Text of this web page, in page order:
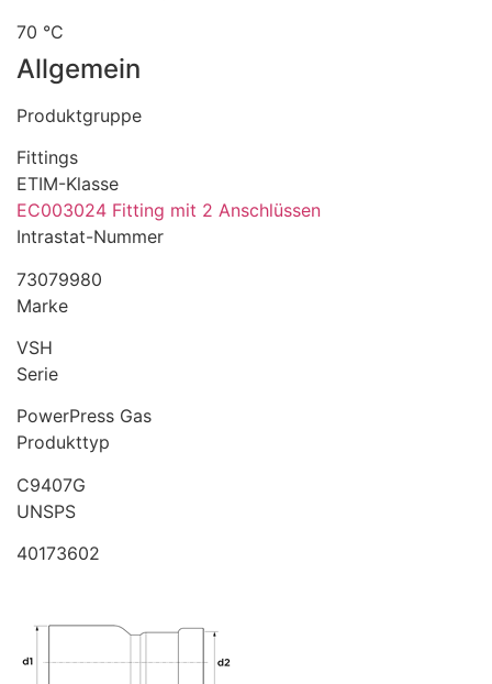
70 °C
Allgemein
Produktgruppe
Fittings
ETIM-Klasse
EC003024 Fitting mit 2 Anschlüssen
Intrastat-Nummer
73079980
Marke
VSH
Serie
PowerPress Gas
Produkttyp
C9407G
UNSPS
40173602